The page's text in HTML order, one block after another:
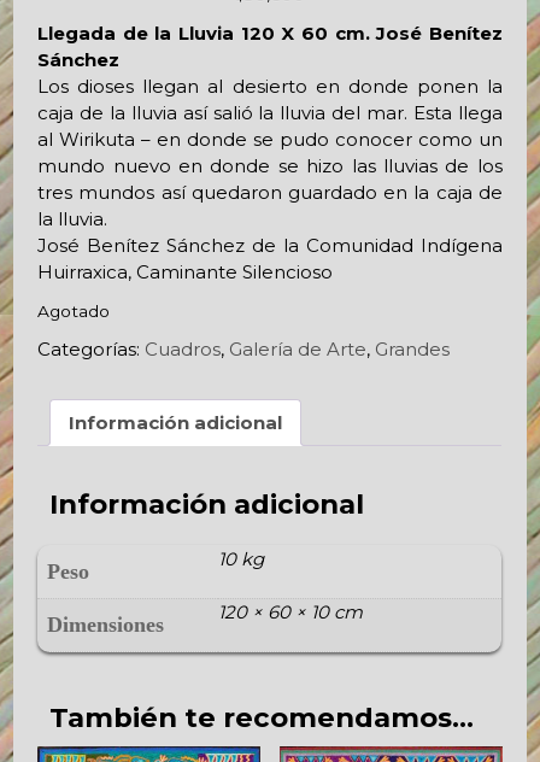
Llegada de la Lluvia 120 X 60 cm. José Benítez
Sánchez
Los dioses llegan al desierto en donde ponen la
caja de la lluvia así salió la lluvia del mar. Esta llega
al Wirikuta – en donde se pudo conocer como un
mundo nuevo en donde se hizo las lluvias de los
tres mundos así quedaron guardado en la caja de
la lluvia.
José Benítez Sánchez de la Comunidad Indígena
Huirraxica, Caminante Silencioso
Agotado
Categorías: Cuadros, Galería de Arte, Grandes
Información adicional
Información adicional
Peso
10 kg
Dimensiones
120 × 60 × 10 cm
También te recomendamos…